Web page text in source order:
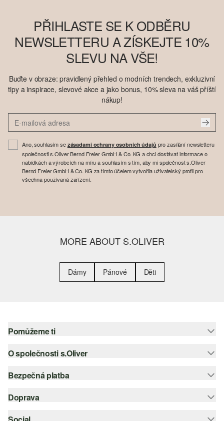
PŘIHLASTE SE K ODBĚRU
NEWSLETTERU A ZÍSKEJTE 10%
SLEVU NA VŠE!
Buďte v obraze: pravidlený přehled o modních trendech, exkluzivní
tipy a inspirace, slevové akce a jako bonus, 10% sleva na váš příští
nákup!
Ano, souhlasím se zásadami ochrany osobních údajů pro zasílání newsletteru
společnosti s.Oliver Bernd Freier GmbH & Co. KG a chci dostávat informace o
nabídkách a výrobcích na míru a souhlasím s tím, aby mi společnost s.Oliver
Bernd Freier GmbH & Co. KG za tímto účelem vytvořila uživatelský profil pro
všechna používaná zařízení.
MORE ABOUT S.OLIVER
Dámy Pánové Děti
Pomůžeme ti
Nápověda – často kladené otázky
Nápověda k velikostem
O společnosti s.Oliver
Newsletter
s.Oliver Group
Bezpečná platba
Platební karta
PayPal
Doprava
Česká pošta